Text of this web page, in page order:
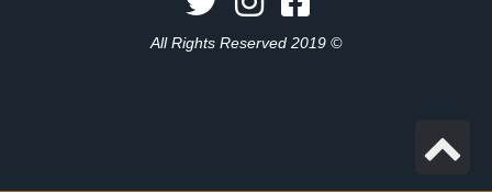
© 2019 All Rights Reserved
גלילה